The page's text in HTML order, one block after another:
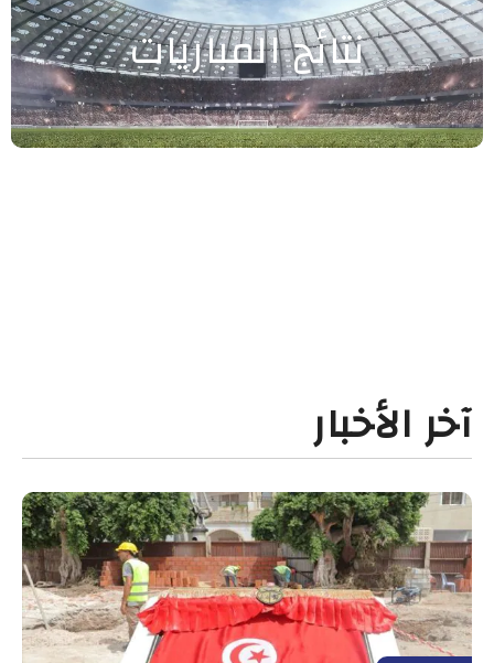
نتائج المباريات
آخر الأخبار